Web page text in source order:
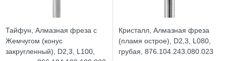
Тайфун, Алмазная фреза с
Жемчугом (конус
закругленный), D2,3, L100,
Кристалл, Алмазная фреза
(пламя острое), D2,3, L080,
грубая, 876.104.243.080.023